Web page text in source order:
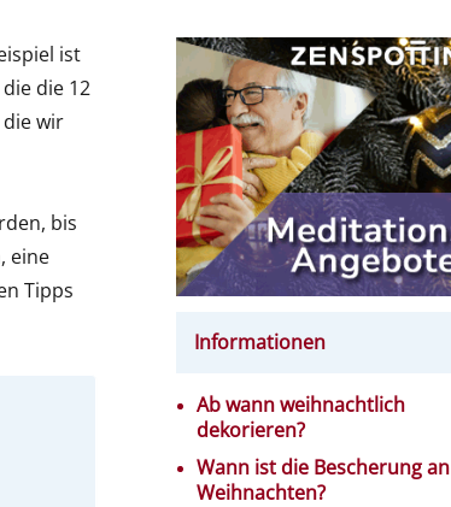
ist
die 12
wir
bis
eine
Tipps
Informationen
Ab wann weihnachtlich
dekorieren?
Wann ist die Bescherung an
Weihnachten?